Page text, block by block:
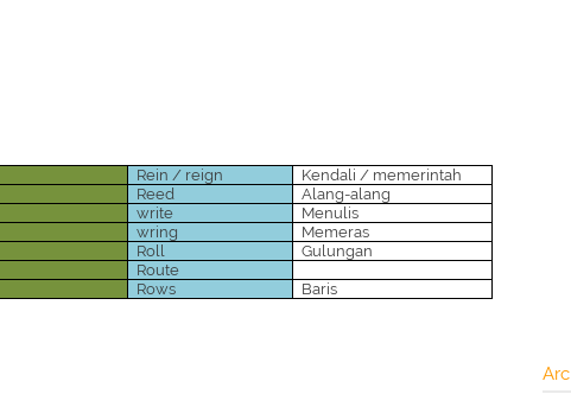
Rein / reign
Kendali / memerintah
Reed
Alang-alang
write
Menulis
wring
Memeras
Roll
Gulungan
Route
Rows Baris